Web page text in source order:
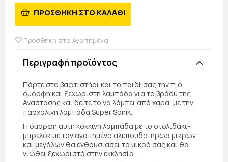
ΠΡΟΣΘΗΚΗ ΣΤΟ ΚΑΛΑΘΙ
Προσθήκη στα Αγαπημένα
Περιγραφή προϊόντος
Πάρτε στο βαφτιστήρι και το παιδί σας την πιο
όμορφη και ξεχωριστή λαμπάδα για το βράδυ της
Ανάστασης και δείτε το να λάμπει από χαρά, με την
πασχαλινή λαμπάδα Super Sonik.
Η όμορφη αυτή κόκκινη λαμπάδα με το στολιδάκι-
μπρελόκ με τον αγαπημένο αλεπουδο-ήρωα μικρών
και μεγάλων θα ενθουσιάσει το μικρό σας και θα
νιώθει ξεχωριστό στην εκκλησία.